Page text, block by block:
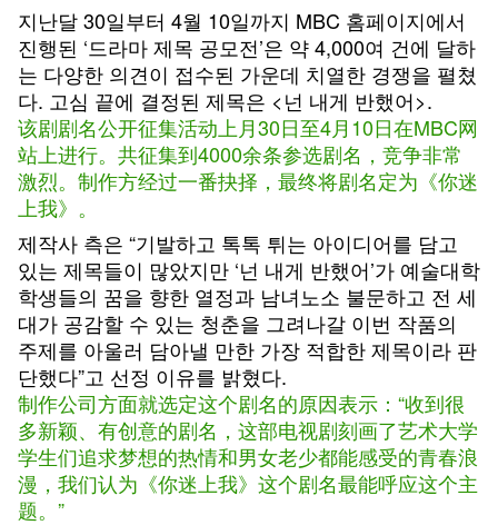
지난달 30일부터 4월 10일까지 MBC 홈페이지에서
진행된 ‘드라마 제목 공모전’은 약 4,000여 건에 달하
는 다양한 의견이 접수된 가운데 치열한 경쟁을 펼쳤
다. 고심 끝에 결정된 제목은 <넌 내게 반했어>.
该剧剧名公开征集活动上月30日至4月10日在MBC网
站上进行。共征集到4000余条参选剧名，竞争非常
激烈。制作方经过一番抉择，最终将剧名定为《你迷
上我》。
제작사 측은 “기발하고 톡톡 튀는 아이디어를 담고
있는 제목들이 많았지만 ‘넌 내게 반했어’가 예술대학
학생들의 꿈을 향한 열정과 남녀노소 불문하고 전 세
대가 공감할 수 있는 청춘을 그려나갈 이번 작품의
주제를 아울러 담아낼 만한 가장 적합한 제목이라 판
단했다”고 선정 이유를 밝혔다.
制作公司方面就选定这个剧名的原因表示：“收到很
多新颖、有创意的剧名，这部电视剧刻画了艺术大学
学生们追求梦想的热情和男女老少都能感受的青春浪
漫，我们认为《你迷上我》这个剧名最能呼应这个主
题。”